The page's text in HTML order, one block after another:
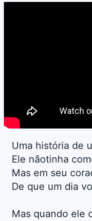
Uma história de
Ele nãotinha
Mas em seu
De que um dia
Mas quando ele